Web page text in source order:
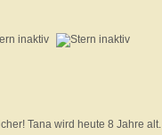
Tana wird heute 8 Jahre alt.